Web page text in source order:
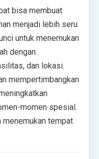
bisa membuat
menjadi lebih seru
untuk menemukan
dengan
dan lokasi.
mempertimbangkan
momen spesial.
tempat